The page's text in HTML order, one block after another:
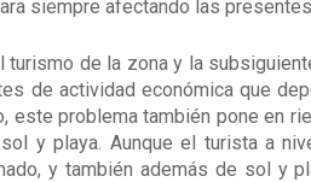
siempre afectando las
de la zona y la
de actividad económica que
este problema también pone en
y playa. Aunque el turista a
y también además de sol y